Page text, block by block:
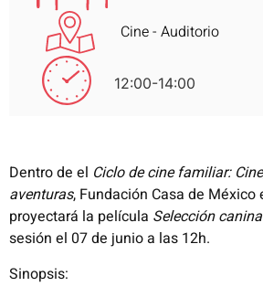
Cine - Auditorio
12:00-14:00
Dentro de el Ciclo de cine familiar:
aventuras, Fundación Casa de México
proyectará la película Selección canina
sesión el 07 de junio a las 12h.
Sinopsis: